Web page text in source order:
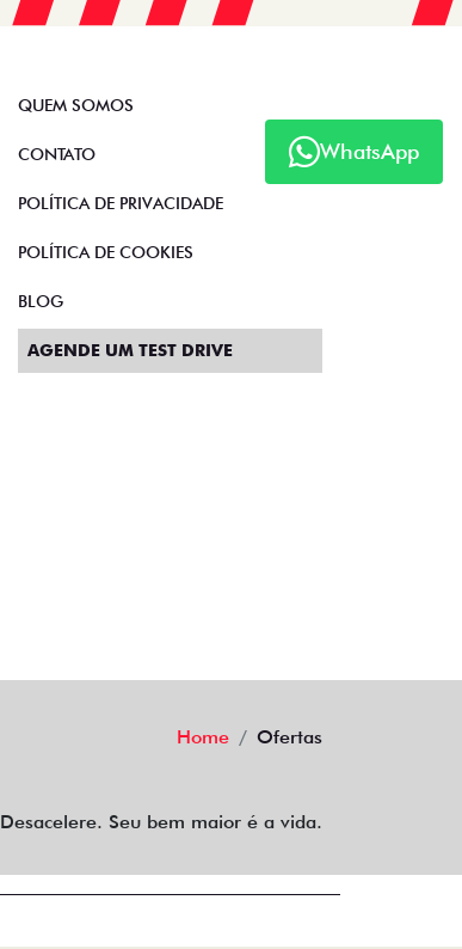
WhatsApp
QUEM SOMOS
CONTATO
POLÍTICA DE PRIVACIDADE
POLÍTICA DE COOKIES
BLOG
AGENDE UM TEST DRIVE
Home Ofertas
Desacelere. Seu bem maior é a vida.